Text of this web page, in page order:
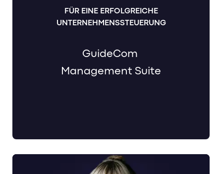
FÜR EINE ERFOLGREICHE
UNTERNEHMENSSTEUERUNG
GuideCom
Management Suite